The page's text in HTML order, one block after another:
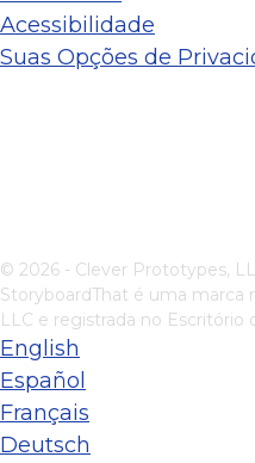
Acessibilidade
Suas Opções de
© 2026 - Clever Prototypes,
StoryboardThat é uma marca
LLC e registrada no Escritório
English
Español
Français
Deutsch